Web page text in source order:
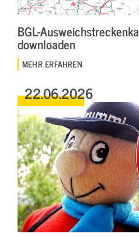
BGL-
downloaden
MEHR ERFAHREN
22.06.2026